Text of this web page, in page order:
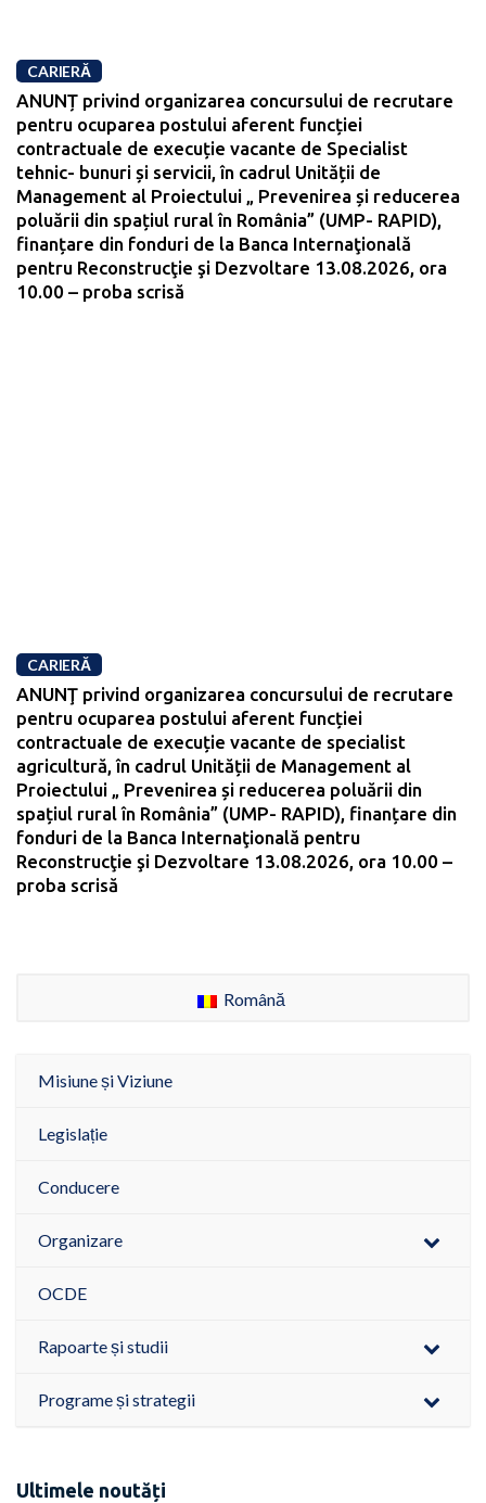
CARIERĂ
ANUNȚ privind organizarea concursului de recrutare
pentru ocuparea postului aferent funcției
contractuale de execuție vacante de Specialist
tehnic- bunuri și servicii, în cadrul Unității de
Management al Proiectului „ Prevenirea și reducerea
poluării din spațiul rural în România” (UMP- RAPID),
finanțare din fonduri de la Banca Internaţională
pentru Reconstrucţie şi Dezvoltare 13.08.2026, ora
10.00 – proba scrisă
CARIERĂ
ANUNŢ privind organizarea concursului de recrutare
pentru ocuparea postului aferent funcției
contractuale de execuție vacante de specialist
agricultură, în cadrul Unității de Management al
Proiectului „ Prevenirea și reducerea poluării din
spațiul rural în România” (UMP- RAPID), finanțare din
fonduri de la Banca Internaţională pentru
Reconstrucţie şi Dezvoltare 13.08.2026, ora 10.00 –
proba scrisă
Română
Misiune și Viziune
Legislație
Conducere
Organizare
OCDE
Rapoarte și studii
Programe și strategii
Ultimele noutăți